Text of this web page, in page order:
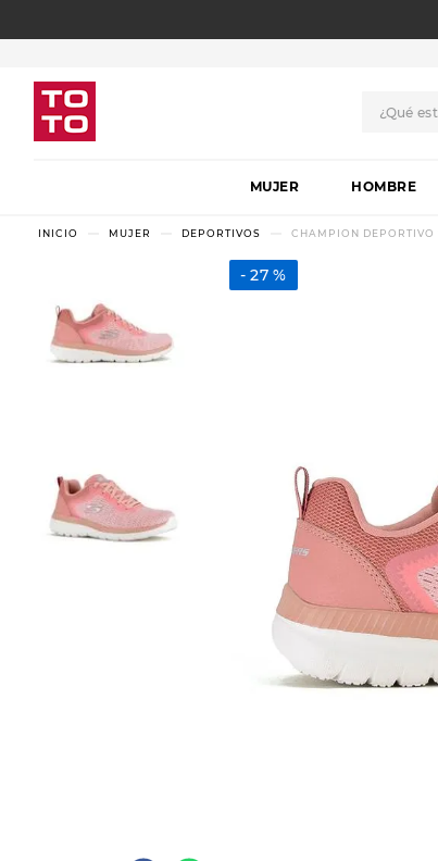
MUJER HOMBRE
MUJER DEPORTIVOS CHAMPION DEPORTIVO
27 %
1.
botas
.
skechers
3.
.
slip-ins
10. botas dama